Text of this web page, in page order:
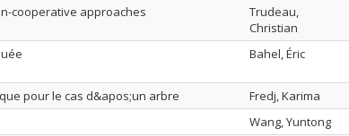
cooperative approaches
Trudeau,
Christian
Bahel, Éric
pour le cas d&apos;un arbre Fredj, Karima
Wang, Yuntong